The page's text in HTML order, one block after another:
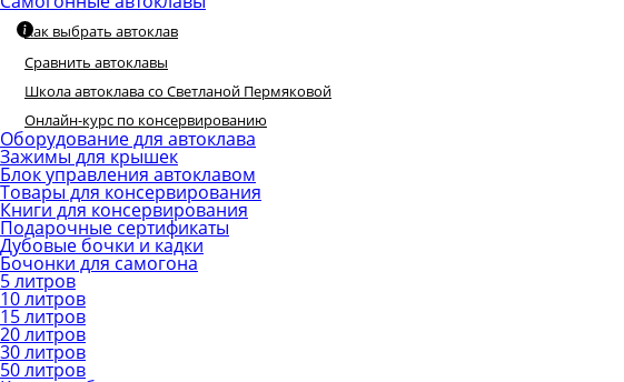
Как выбрать автоклав
Сравнить автоклавы
Школа автоклава со Светланой Пермяковой
Онлайн-курс по консервированию
Оборудование для автоклава
Зажимы для крышек
Блок управления автоклавом
Товары для консервирования
Книги для консервирования
Подарочные сертификаты
Дубовые бочки и кадки
Бочонки для самогона
5 литров
10 литров
15 литров
20 литров
30 литров
50 литров